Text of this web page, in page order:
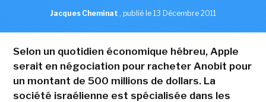
Jacques Cheminat , publié le 13 Décembre 2011
Selon un quotidien économique hébreu, Apple
serait en négociation pour racheter Anobit pour
un montant de 500 millions de dollars. La
société israélienne est spécialisée dans les